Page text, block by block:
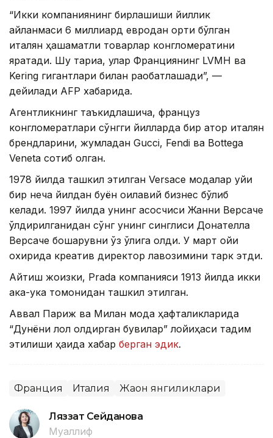
“Икки компаниянинг бирлашиши йиллик
айланмаси 6 миллиард евродан ортиқ бўлган
италян ҳашаматли товарлар конгломератини
яратади. Шу тариқа, улар Франциянинг LVMH ва
Kering гигантлари билан рақобатлашади”, —
дейилади AFP хабарида.
Агентликнинг таъкидлашича, француз
конгломератлари сўнгги йилларда бир қатор италян
брендларини, жумладан Gucci, Fendi ва Bottega
Veneta сотиб олган.
1978 йилда ташкил этилган Versace модалар уйи
бир неча йилдан буён оилавий бизнес бўлиб
келади. 1997 йилда унинг асосчиси Жанни Версаче
ўлдирилганидан сўнг унинг синглиси Донателла
Версаче бошқарувни ўз қўлига олди. У март ойи
охирида креатив директор лавозимини тарк этди.
Айтиш жоизки, Prada компанияси 1913 йилда икки
ака-ука томонидан ташкил этилган.
Аввал Париж ва Милан мода ҳафталикларида
“Дунёни лол қолдирган бувилар” лойиҳаси тақдим
этилиши ҳақида хабар берган эдик.
Франция Италия Жаҳон янгиликлари
Ляззат Сейданова
Муаллиф